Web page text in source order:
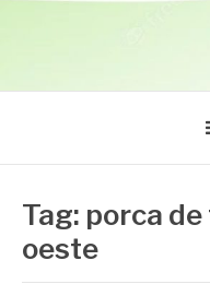
Tag: porca
oeste